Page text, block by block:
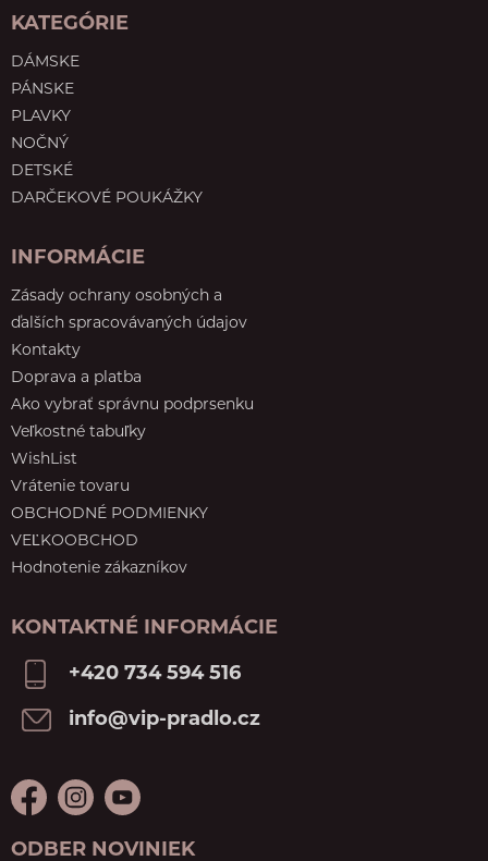
KATEGÓRIE
DÁMSKE
PÁNSKE
PLAVKY
NOČNÝ
DETSKÉ
DARČEKOVÉ POUKÁŽKY
INFORMÁCIE
Zásady ochrany osobných a
ďalších spracovávaných údajov
Kontakty
Doprava a platba
Ako vybrať správnu podprsenku
Veľkostné tabuľky
WishList
Vrátenie tovaru
OBCHODNÉ PODMIENKY
VEĽKOOBCHOD
Hodnotenie zákazníkov
KONTAKTNÉ INFORMÁCIE
+420 734 594 516
info@vip-pradlo.cz
ODBER NOVINIEK